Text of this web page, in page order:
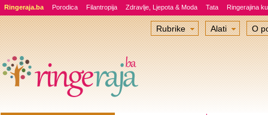
Ringeraja.ba Porodica Filantropija Zdravlje, Ljepota & Moda Tata Ringerajina
Rubrike Alati O